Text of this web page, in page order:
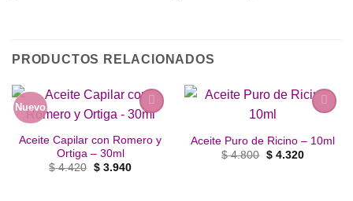
PRODUCTOS RELACIONADOS
Nuevo
lista de
Aceite Capilar con Romero y
Ortiga – 30ml
$4.420 El
$3.940El
a la
lista de
deseos
Aceite Puro de Ricino – 10ml
$4.800 El
$4.320El